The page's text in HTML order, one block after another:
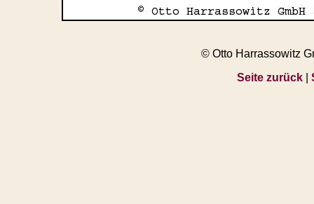
© Otto Harrassowitz
Seite zurück|